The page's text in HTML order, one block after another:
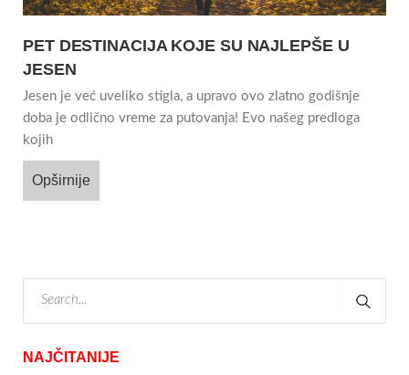
PET DESTINACIJA KOJE SU NAJLEPŠE U
JESEN
Jesen je već uveliko stigla, a upravo ovo zlatno godišnje
doba je odlično vreme za putovanja! Evo našeg predloga
kojih
Opširnije
NAJČITANIJE